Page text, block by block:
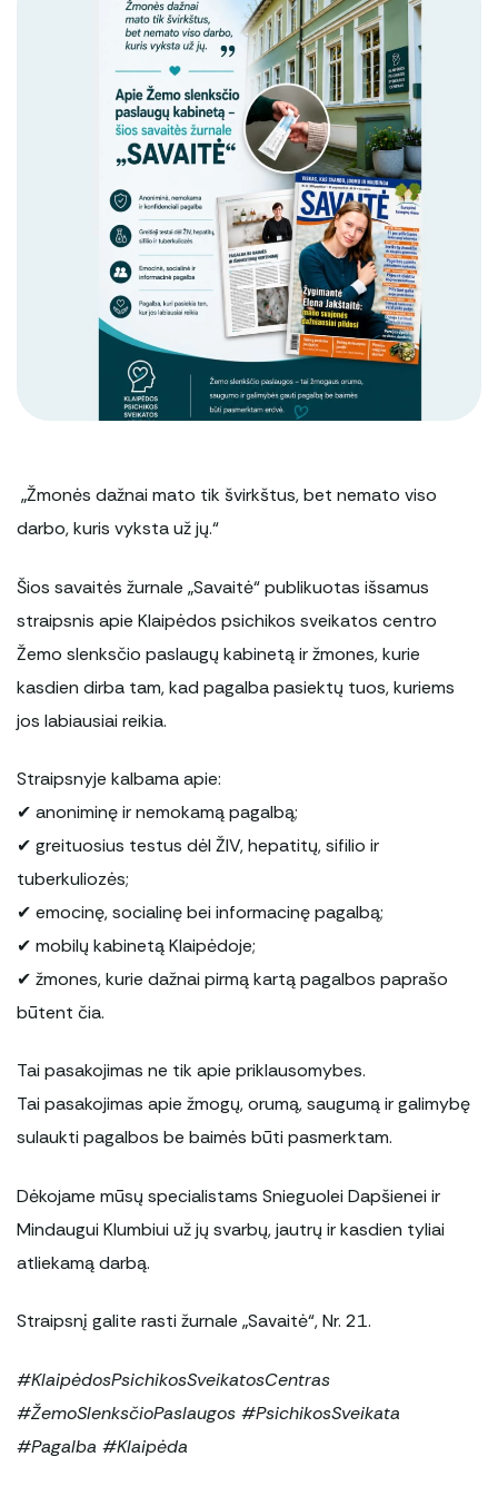
Vilties linija
Paslaugų kokybės vertinimas
Korupcinio pobūdžio apraiškų vertinimo
anketa
Įstaigos rekvizitai
„Žmonės dažnai mato tik švirkštus, bet nemato viso
darbo, kuris vyksta už jų.“
Šios savaitės žurnale „Savaitė“ publikuotas išsamus
straipsnis apie Klaipėdos psichikos sveikatos centro
Žemo slenksčio paslaugų kabinetą ir žmones, kurie
kasdien dirba tam, kad pagalba pasiektų tuos, kuriems
jos labiausiai reikia.
Straipsnyje kalbama apie:
✔ anoniminę ir nemokamą pagalbą;
✔ greituosius testus dėl ŽIV, hepatitų, sifilio ir
tuberkuliozės;
✔ emocinę, socialinę bei informacinę pagalbą;
✔ mobilų kabinetą Klaipėdoje;
✔ žmones, kurie dažnai pirmą kartą pagalbos paprašo
būtent čia.
Tai pasakojimas ne tik apie priklausomybes.
Tai pasakojimas apie žmogų, orumą, saugumą ir galimybę
sulaukti pagalbos be baimės būti pasmerktam.
Dėkojame mūsų specialistams Snieguolei Dapšienei ir
Mindaugui Klumbiui už jų svarbų, jautrų ir kasdien tyliai
atliekamą darbą.
Straipsnį galite rasti žurnale „Savaitė“, Nr. 21.
#KlaipėdosPsichikosSveikatosCentras
#ŽemoSlenksčioPaslaugos #PsichikosSveikata
#Pagalba #Klaipėda